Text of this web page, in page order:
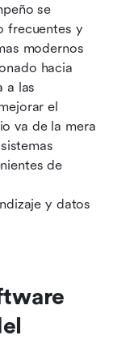
se
frecuentes y
modernos
hacia
a las
el
va de la mera
de
y datos